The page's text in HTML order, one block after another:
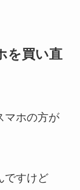
を買い直
マホの方が
ですけど